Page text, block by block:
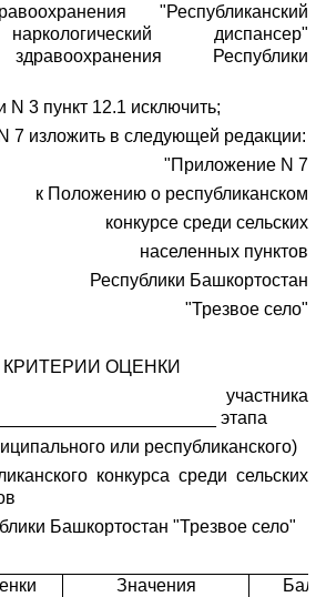
"Республиканский
диспансер"
Республики
3 пункт 12.1 исключить;
7 изложить в следующей редакции:
"Приложение N 7
к Положению о республиканском
конкурсе среди сельских
населенных пунктов
Республики Башкортостан
"Трезвое село"
ОЦЕНКИ
этапа
или республиканского)
конкурса среди сельских
"Трезвое село"
Значения